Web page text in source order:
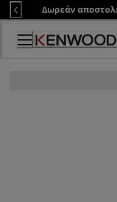
Skip
to
Content
Δωρεάν